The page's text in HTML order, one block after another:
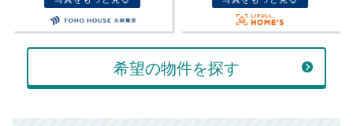
ボーナス
返済金額
万円
計算する
希望の物件を探す